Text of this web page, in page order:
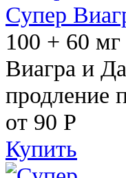
Супер
100 + 60 мг
Виагра и
продление
от 90 Р
Купить